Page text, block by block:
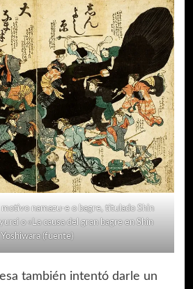
namazu-e o bagre, titulado Shin
o «La causa del gran bagre en Shin
Yoshiwara (fuente)
también intentó darle un